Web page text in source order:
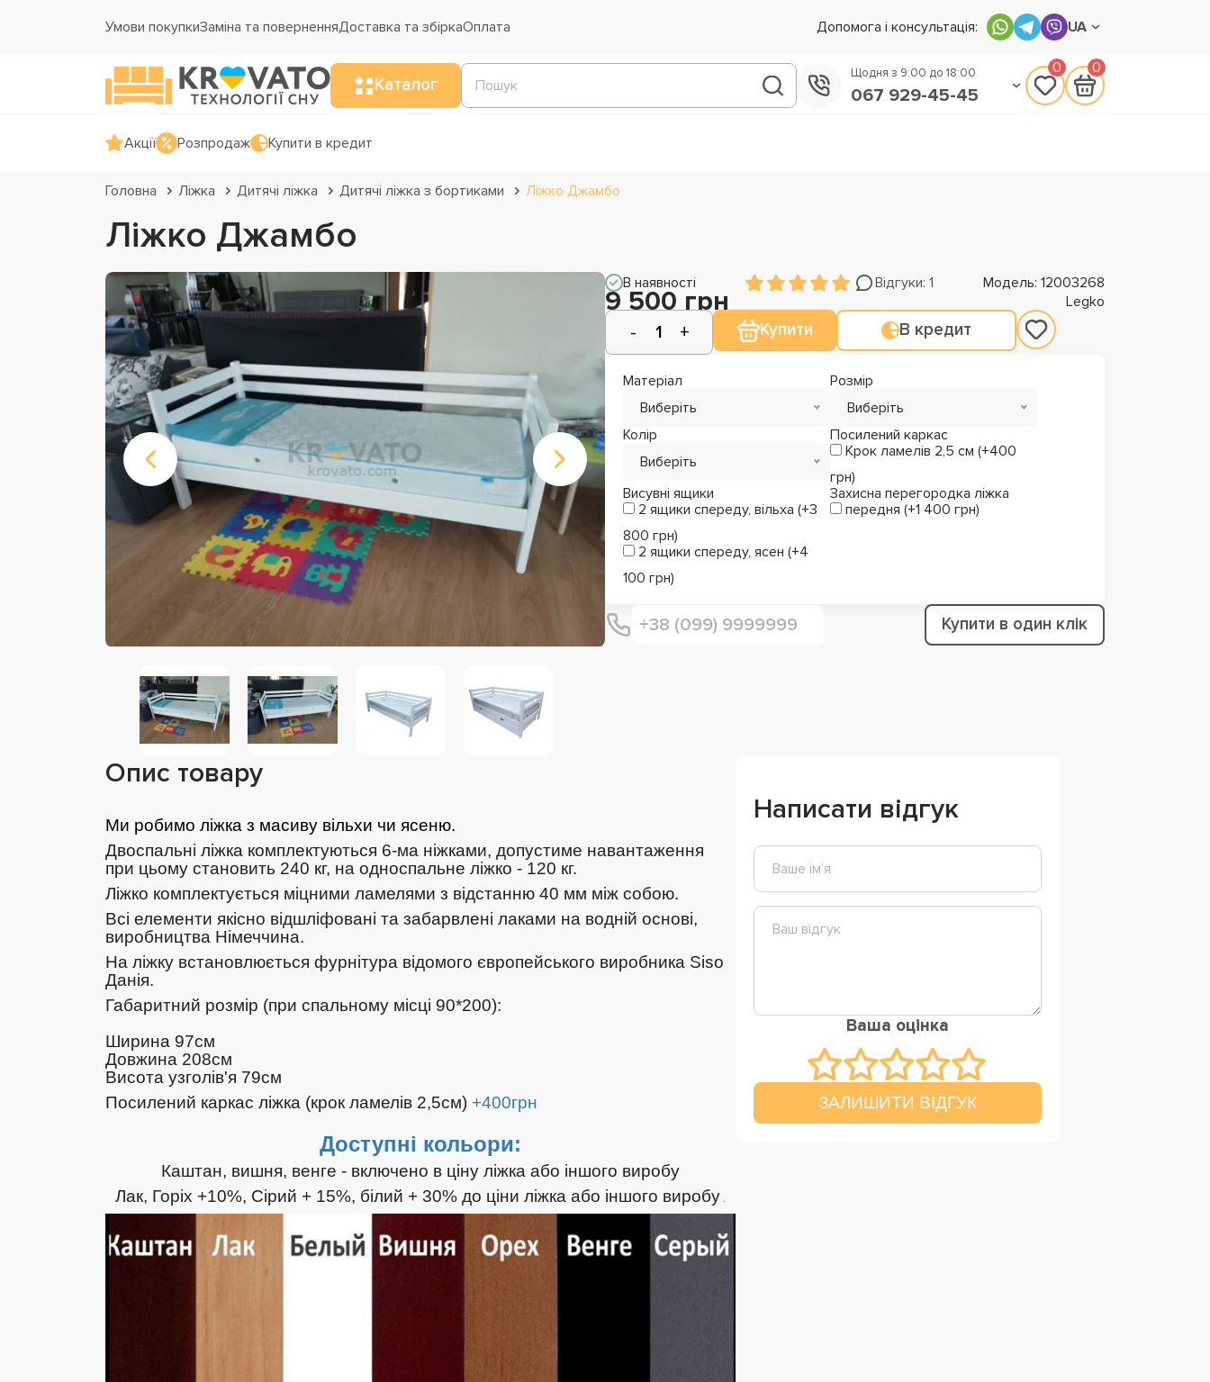
Умови покупкиЗаміна та поверненняДоставка та збіркаОплата Допомога і консультація: UA
Каталог
Щодня з 9:00 до 18:00
067 929-45-45
0 0
Акції Розпродаж Купити в кредит
Головна Ліжка Дитячі ліжка Дитячі ліжка з бортиками Ліжко Джамбо
Ліжко Джамбо
В наявності Відгуки: 1 Модель: 12003268
9 500 грн Legko
Купити В кредит
Матеріал
Виберіть
Розмір
Виберіть
Колір
Виберіть
Посилений каркас
Крок ламелів 2,5 см (+400
грн)
Висувні ящики
2 ящики спереду, вільха (+3
800 грн)
2 ящики спереду, ясен (+4
100 грн)
Захисна перегородка ліжка
передня (+1 400 грн)
Купити в один клік
Опис товару
Ми робимо ліжка з масиву вільхи чи ясеню.
Двоспальні ліжка комплектуються 6-ма ніжками, допустиме навантаження
при цьому становить 240 кг, на односпальне ліжко - 120 кг.
Ліжко комплектується міцними ламелями з відстанню 40 мм між собою.
Всі елементи якісно відшліфовані та забарвлені лаками на водній основі,
виробництва Німеччина.
На ліжку встановлюється фурнітура відомого європейського виробника Siso
Данія.
Габаритний розмір (при спальному місці 90*200):
Ширина 97см
Довжина 208см
Висота узголів'я 79см
Посилений каркас ліжка (крок ламелів 2,5см) +400грн
Доступні кольори:
Каштан, вишня, венге - включено в ціну ліжка або іншого виробу
Лак, Горіх +10%, Сірий + 15%, білий + 30% до ціни ліжка або іншого виробу .
Написати відгук
Ваша оцінка
ЗАЛИШИТИ ВІДГУК